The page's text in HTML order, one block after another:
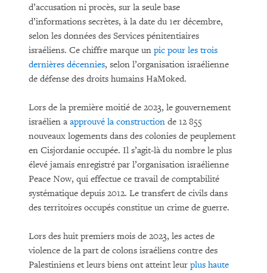
d’accusation ni procès, sur la seule base
d’informations secrètes, à la date du 1er décembre,
selon les données des Services pénitentiaires
israéliens. Ce chiffre marque un pic pour les trois
dernières décennies, selon l’organisation israélienne
de défense des droits humains HaMoked.
Lors de la première moitié de 2023, le gouvernement
israélien a approuvé la construction de 12 855
nouveaux logements dans des colonies de peuplement
en Cisjordanie occupée. Il s’agit-là du nombre le plus
élevé jamais enregistré par l’organisation israélienne
Peace Now, qui effectue ce travail de comptabilité
systématique depuis 2012. Le transfert de civils dans
des territoires occupés constitue un crime de guerre.
Lors des huit premiers mois de 2023, les actes de
violence de la part de colons israéliens contre des
Palestiniens et leurs biens ont atteint leur plus haute